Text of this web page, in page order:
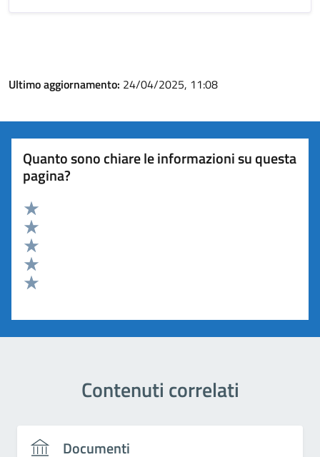
Ultimo aggiornamento: 24/04/2025, 11:08
Quanto sono chiare le informazioni su questa
pagina?
Valuta 5 stelle su 5
Valuta 4 stelle su 5
Valuta 3 stelle su 5
Valuta 2 stelle su 5
Contenuti correlati
Documenti